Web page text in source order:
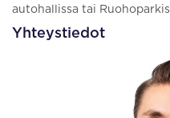
autohallissa tai
Yhteystiedot